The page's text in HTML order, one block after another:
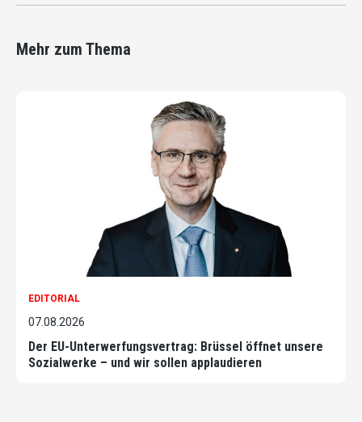
Mehr zum Thema
EDITORIAL
07.08.2026
Der EU-Unterwerfungsvertrag: Brüssel öffnet unsere
Sozialwerke – und wir sollen applaudieren